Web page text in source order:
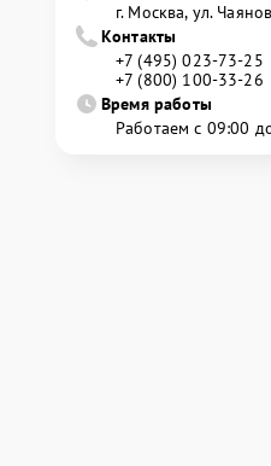
г. Москва, ул.
Контакты
+7 (495) 023-73-25
+7 (800) 100-33-26
Время работы
Работаем с 09:00